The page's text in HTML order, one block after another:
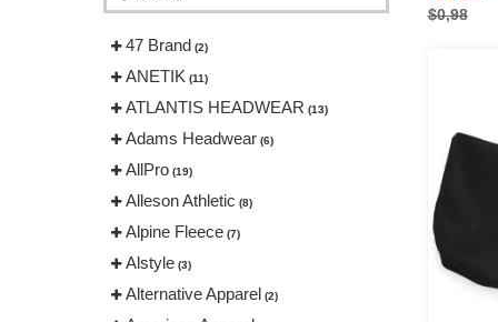
47 Brand (2)
ANETIK (11)
ATLANTIS HEADWEAR (13)
Adams Headwear (6)
AllPro (19)
Alleson Athletic (8)
Alpine Fleece (7)
Alstyle (3)
Alternative Apparel (2)
$0,98